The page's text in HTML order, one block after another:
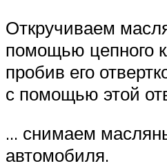
Откручиваем
помощью цепного
пробив его
с помощью этой
… снимаем
автомобиля.